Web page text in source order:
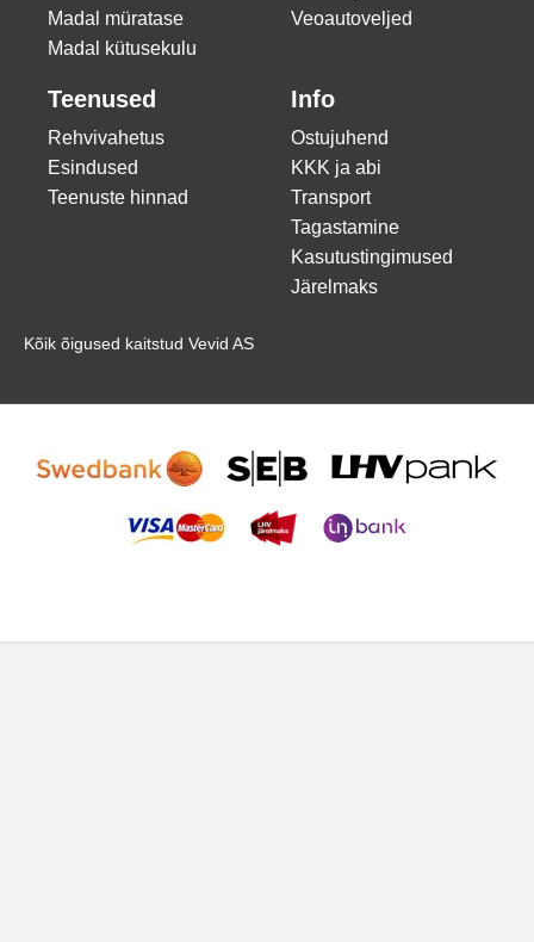
Madal müratase
Madal kütusekulu
Veoautoveljed
Teenused
Rehvivahetus
Esindused
Teenuste hinnad
Info
Ostujuhend
KKK ja abi
Transport
Tagastamine
Kasutustingimused
Järelmaks
Kõik õigused kaitstud Vevid AS